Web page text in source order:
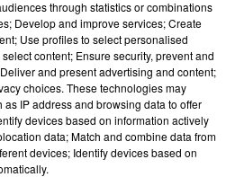
12 sec)
through statistics or combinations
Develop and improve services; Create
Use profiles to select personalised
content; Ensure security, prevent and
and present advertising and content;
choices. These technologies may
IP address and browsing data to offer
devices based on information actively
data; Match and combine data from
devices; Identify devices based on